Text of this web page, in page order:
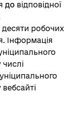
до відповідної
десяти робочих
Інформація